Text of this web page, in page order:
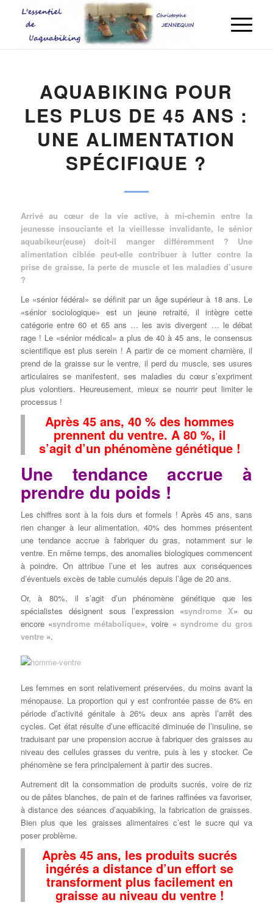
AQUABIKING POUR
LES PLUS DE 45 ANS :
UNE ALIMENTATION
SPÉCIFIQUE ?
Arrivé au cœur de la vie active, à mi-chemin entre la
jeunesse insouciante et la vieillesse invalidante, le sénior
aquabikeur(euse) doit-il manger différemment ? Une
alimentation ciblée peut-elle contribuer à lutter contre la
prise de graisse, la perte de muscle et les maladies d’usure
?
Le «sénior fédéral» se définit par un âge supérieur à 18 ans. Le
«sénior sociologique» est un jeune retraité, il intègre cette
catégorie entre 60 et 65 ans … les avis divergent … le débat
rage ! Le «sénior médical» a plus de 40 à 45 ans, le consensus
scientifique est plus serein ! A partir de ce moment charnière, il
prend de la graisse sur le ventre, il perd du muscle, ses usures
articulaires se manifestent, ses maladies du cœur s’expriment
plus volontiers. Heureusement, mieux se nourrir peut limiter le
processus !
Après 45 ans, 40 % des hommes
prennent du ventre. A 80 %, il
s’agit d’un phénomène génétique !
Une tendance accrue à
prendre du poids !
Les chiffres sont à la fois durs et formels ! Après 45 ans, sans
rien changer à leur alimentation, 40% des hommes présentent
une tendance accrue à fabriquer du gras, notamment sur le
ventre. En même temps, des anomalies biologiques commencent
à poindre. On attribue l’une et les autres aux conséquences
d’éventuels excès de table cumulés depuis l’âge de 20 ans.
Or, à 80%, il s’agit d’un phénomène génétique que les
spécialistes désignent sous l’expression «syndrome X» ou
encore «syndrome métabolique», voire « syndrome du gros
ventre».
Les femmes en sont relativement préservées, du moins avant la
ménopause. La proportion qui y est confrontée passe de 6% en
période d’activité génitale à 26% deux ans après l’arrêt des
cycles. Cet état résulte d’une efficacité diminuée de l’insuline, se
traduisant par une propension accrue à fabriquer des graisses au
niveau des cellules grasses du ventre, puis à les y stocker. Ce
phénomène se fera principalement à partir des sucres.
Autrement dit la consommation de produits sucrés, voire de riz
ou de pâtes blanches, de pain et de farines raffinées va favoriser,
à distance des séances d’aquabiking, la fabrication de graisses.
Bien plus que les graisses alimentaires c’est le sucre qui va
poser problème.
Après 45 ans, les produits sucrés
ingérés a distance d’un effort se
transforment plus facilement en
graisse au niveau du ventre !